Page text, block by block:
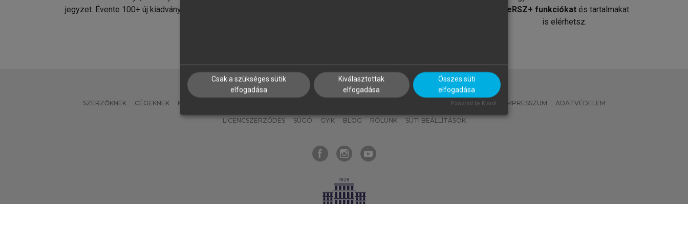
jegyzet. Évente 100+ új kiadvány.
MeRSZ+ funkciókat és tartalmakat
is elérhetsz.
SZERZŐKNEK CÉGEKNEK KÖNYVTÁROSOKNAK MI – ÁLTALÁNOS IRÁNYELVEK IMPRESSZUM ADATVÉDELEM
LICENCSZERZŐDÉS SÚGÓ GYIK BLOG RÓLUNK SÜTI BEÁLLÍTÁSOK
Csak a szükséges sütik
elfogadása
Kiválasztottak
elfogadása
Összes süti
elfogadása
Powered by Klaro!